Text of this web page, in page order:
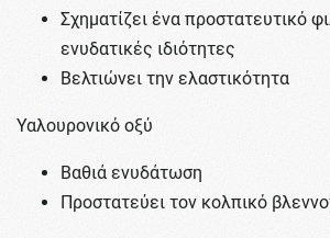
Σχηματίζει ένα προστατευτικό
ενυδατικές ιδιότητες
Βελτιώνει την ελαστικότητα
Υαλουρονικό οξύ
Βαθιά ενυδάτωση
Προστατεύει τον κολπικό